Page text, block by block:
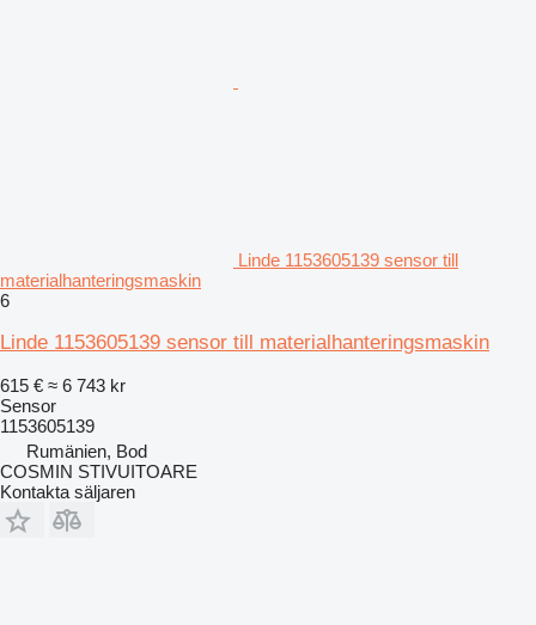
Linde 1153605139 sensor till
materialhanteringsmaskin
6
Linde 1153605139 sensor till materialhanteringsmaskin
615 € ≈ 6 743 kr
Sensor
1153605139
Rumänien, Bod
COSMIN STIVUITOARE
Kontakta säljaren